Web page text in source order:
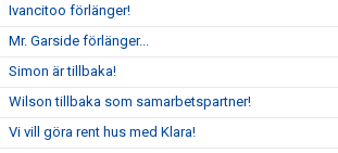
Ivancitoo förlänger!
Mr. Garside förlänger...
Simon är tillbaka!
Wilson tillbaka som samarbetspartner!
Vi vill göra rent hus med Klara!